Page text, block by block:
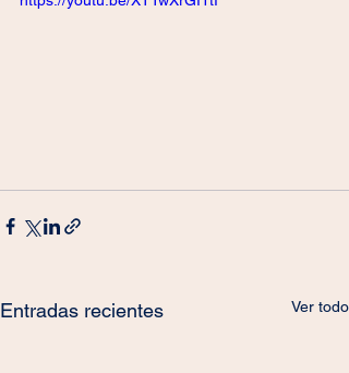
Entradas recientes Ver todo